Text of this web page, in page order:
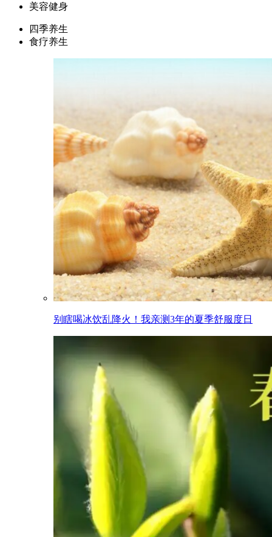
美容健身
四季养生
食疗养生
别瞎喝冰饮乱降火！我亲测3年的夏季舒服度日